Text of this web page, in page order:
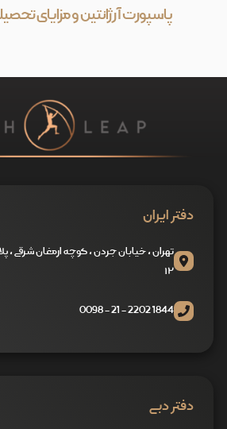
پاسپورت آرژانتین و مزایای
دفتر ایران
۱۲
1844 2202 - 21 - 0098
دفتر دبی